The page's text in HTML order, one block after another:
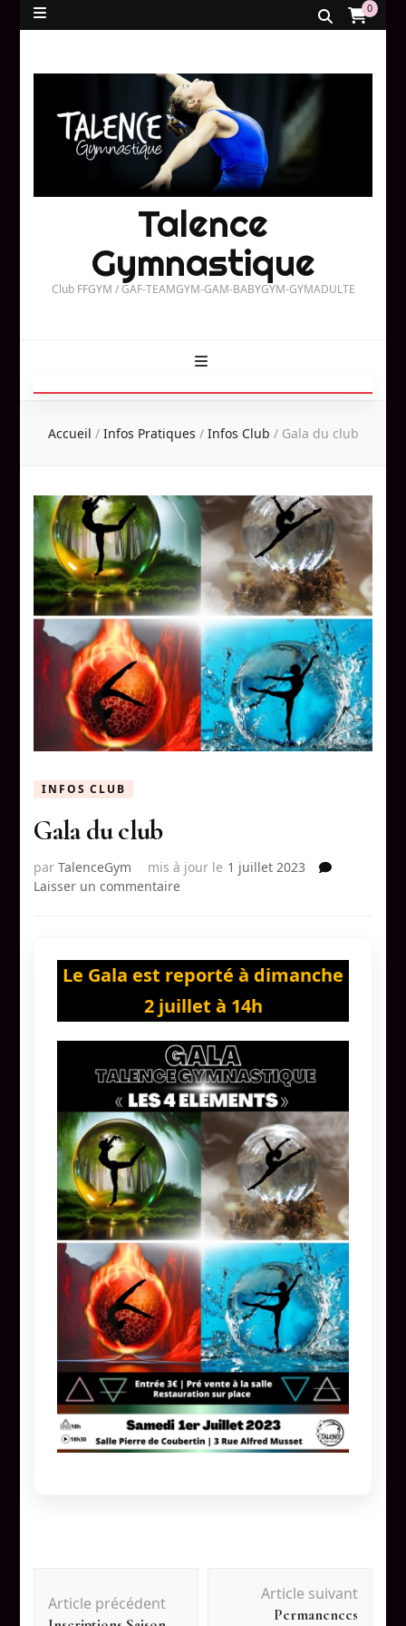
0
Talence
Gymnastique
Club FFGYM / GAF-TEAMGYM-GAM-BABYGYM-GYMADULTE
Accueil / Infos Pratiques / Infos Club / Gala du club
INFOS CLUB
Gala du club
parTalenceGym mis à jour le 1 juillet 2023
Laisser un commentairesur
Le Gala est reporté à dimanche
2 juillet à 14h
Article précédent Article suivant
Permanences